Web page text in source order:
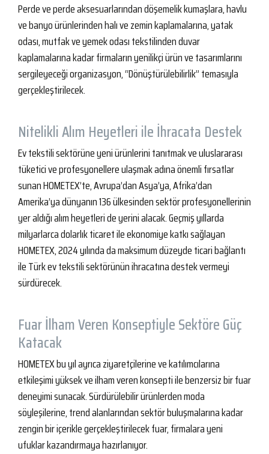
Perde ve perde aksesuarlarından döşemelik kumaşlara, havlu
ve banyo ürünlerinden halı ve zemin kaplamalarına, yatak
odası, mutfak ve yemek odası tekstilinden duvar
kaplamalarına kadar firmaların yenilikçi ürün ve tasarımlarını
sergileyeceği organizasyon, “Dönüştürülebilirlik” temasıyla
gerçekleştirilecek.
Nitelikli Alım Heyetleri ile İhracata Destek
Ev tekstili sektörüne yeni ürünlerini tanıtmak ve uluslararası
tüketici ve profesyonellere ulaşmak adına önemli fırsatlar
sunan HOMETEX’te, Avrupa’dan Asya’ya, Afrika’dan
Amerika’ya dünyanın 136 ülkesinden sektör profesyonellerinin
yer aldığı alım heyetleri de yerini alacak. Geçmiş yıllarda
milyarlarca dolarlık ticaret ile ekonomiye katkı sağlayan
HOMETEX, 2024 yılında da maksimum düzeyde ticari bağlantı
ile Türk ev tekstili sektörünün ihracatına destek vermeyi
sürdürecek.
Fuar İlham Veren Konseptiyle Sektöre Güç
Katacak
HOMETEX bu yıl ayrıca ziyaretçilerine ve katılımcılarına
etkileşimi yüksek ve ilham veren konsepti ile benzersiz bir fuar
deneyimi sunacak. Sürdürülebilir ürünlerden moda
söyleşilerine, trend alanlarından sektör buluşmalarına kadar
zengin bir içerikle gerçekleştirilecek fuar, firmalara yeni
ufuklar kazandırmaya hazırlanıyor.